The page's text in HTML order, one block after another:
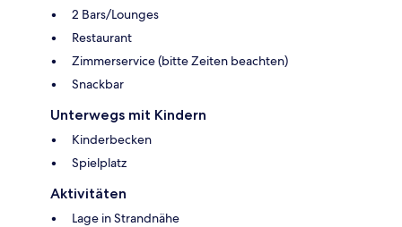
2 Bars/Lounges
Restaurant
Zimmerservice (bitte Zeiten beachten)
Snackbar
Unterwegs mit Kindern
Kinderbecken
Spielplatz
Aktivitäten
Lage in Strandnähe